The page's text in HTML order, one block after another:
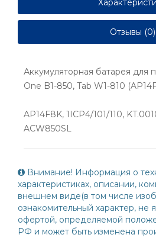
Отзывы (0)
Аккумуляторная батарея для
One B1-850, Tab W1-810
AP14F8K, 1ICP4/101/110,
ACW850SL
Внимание! Информация о
характеристиках, описании,
внешнем виде(в том числе
ознакомительный характер, не
офертой, определяемой
РФ и может быть изменена